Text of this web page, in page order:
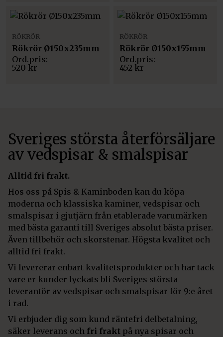
RÖKRÖR
Rökrör Ø150x235mm
520 kr
RÖKRÖR
Rökrör Ø150x155mm
452 kr
Sveriges största återförsäljare
av vedspisar & smalspisar
Alltid fri frakt.
Hos oss på Spis & Kaminboden kan du köpa
moderna och klassiska kaminer, vedspisar och
smalspisar i gjutjärn från etablerade varumärken
med bästa garanti till Sveriges absolut bästa priser.
Även tillbehör och skorstenar. Högsta kvalitet och
alltid fri frakt.
Vi levererar enbart kvalitetsprodukter och har tack
vare er kunder lyckats bli Sveriges största
leverantör av vedspisar och smalspisar för 9:e året
i rad.
Vi erbjuder dig som kund räntefri delbetalning,
säker leverans och fri frakt på nya spisar och